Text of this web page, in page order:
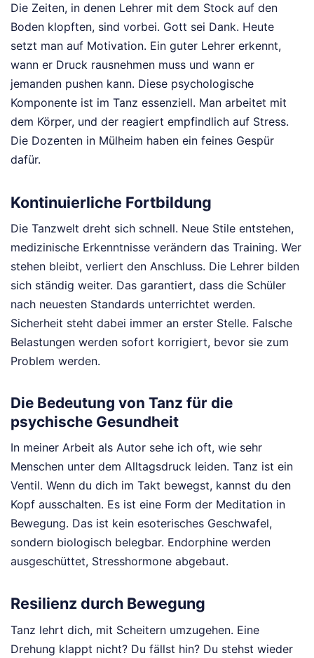
Die Zeiten, in denen Lehrer mit dem Stock auf den
Boden klopften, sind vorbei. Gott sei Dank. Heute
setzt man auf Motivation. Ein guter Lehrer erkennt,
wann er Druck rausnehmen muss und wann er
jemanden pushen kann. Diese psychologische
Komponente ist im Tanz essenziell. Man arbeitet mit
dem Körper, und der reagiert empfindlich auf Stress.
Die Dozenten in Mülheim haben ein feines Gespür
dafür.
Kontinuierliche Fortbildung
Die Tanzwelt dreht sich schnell. Neue Stile entstehen,
medizinische Erkenntnisse verändern das Training. Wer
stehen bleibt, verliert den Anschluss. Die Lehrer bilden
sich ständig weiter. Das garantiert, dass die Schüler
nach neuesten Standards unterrichtet werden.
Sicherheit steht dabei immer an erster Stelle. Falsche
Belastungen werden sofort korrigiert, bevor sie zum
Problem werden.
Die Bedeutung von Tanz für die
psychische Gesundheit
In meiner Arbeit als Autor sehe ich oft, wie sehr
Menschen unter dem Alltagsdruck leiden. Tanz ist ein
Ventil. Wenn du dich im Takt bewegst, kannst du den
Kopf ausschalten. Es ist eine Form der Meditation in
Bewegung. Das ist kein esoterisches Geschwafel,
sondern biologisch belegbar. Endorphine werden
ausgeschüttet, Stresshormone abgebaut.
Resilienz durch Bewegung
Tanz lehrt dich, mit Scheitern umzugehen. Eine
Drehung klappt nicht? Du fällst hin? Du stehst wieder